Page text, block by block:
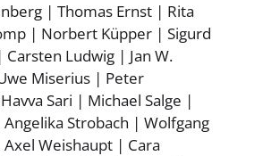
| Thomas Ernst | Rita
| Norbert Küpper | Sigurd
Ludwig | Jan W.
Miserius | Peter
Sari | Michael Salge |
Strobach | Wolfgang
Weishaupt | Cara